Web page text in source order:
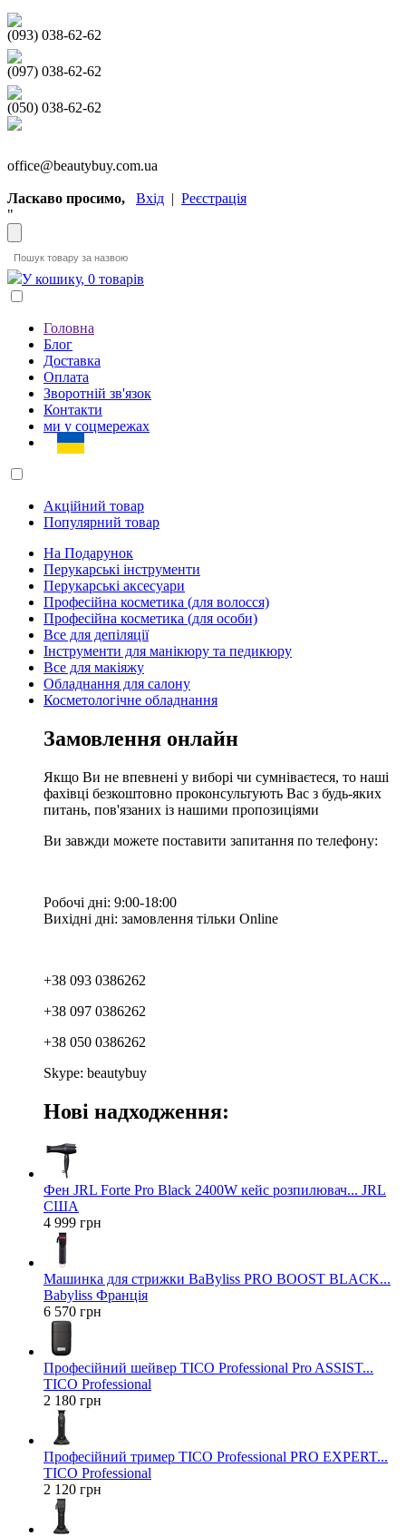
(093) 038-62-62
(097) 038-62-62
(050) 038-62-62
office@beautybuy.com.ua
Ласкаво просимо, Вхід | Реєстрація
"
У кошику, 0 товарів
Головна
Блог
Доставка
Оплата
Зворотній зв'язок
Контакти
ми у соцмережах
Акційний товар
Популярний товар
На Подарунок
Перукарські інструменти
Перукарські аксесуари
Професійна косметика (для волосся)
Професійна косметика (для особи)
Все для депіляції
Інструменти для манікюру та педикюру
Все для макіяжу
Обладнання для салону
Косметологічне обладнання
Замовлення онлайн
Якщо Ви не впевнені у виборі чи сумніваєтеся, то наші
фахівці безкоштовно проконсультують Вас з будь-яких
питань, пов'язаних із нашими пропозиціями
Ви завжди можете поставити запитання по телефону:
Робочі дні: 9:00-18:00
Вихідні дні: замовлення тільки Online
+38 093 0386262
+38 097 0386262
+38 050 0386262
Skype: beautybuy
Нові надходження:
Фен JRL Forte Pro Black 2400W кейс розпилювач... JRL
США
4 999 грн
Машинка для стрижки BaByliss PRO BOOST BLACK...
Babyliss Франція
6 570 грн
Професійний шейвер TICO Professional Pro ASSIST...
TICO Professional
2 180 грн
Професійний тример TICO Professional PRO EXPERT...
TICO Professional
2 120 грн